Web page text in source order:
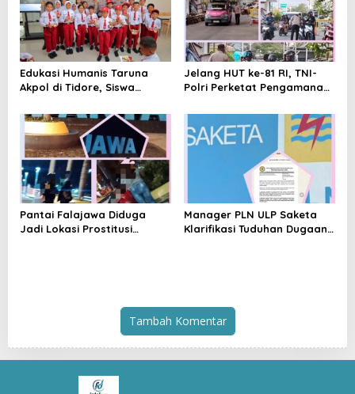
Edukasi Humanis Taruna
Akpol di Tidore, Siswa
Mandiri
Jelang HUT ke-81 RI, TNI-
Polri Perketat Pengamanan
Pemeriksaan Kendaraan
hingga Patroli Rutin
Pantai Falajawa Diduga
Jadi Lokasi Prostitusi
Manager PLN ULP Saketa
Klarifikasi Tuduhan Dugaan
Tambah Komentar